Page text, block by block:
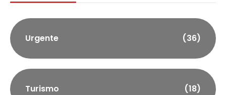
Urgente (36)
Turismo (18)